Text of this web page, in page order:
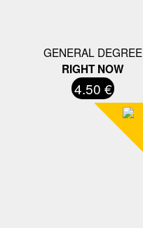
GENERAL DEGREE
RIGHT NOW
4.50 €